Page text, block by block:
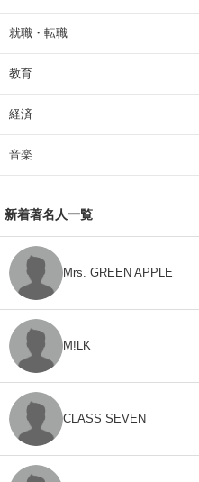
就職・転職
教育
経済
音楽
新着著名人一覧
Mrs. GREEN APPLE
M!LK
CLASS SEVEN